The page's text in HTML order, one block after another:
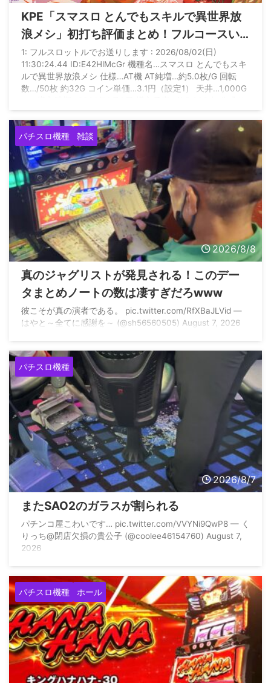
KPE「スマスロ とんでもスキルで異世界放
浪メシ」初打ち評価まとめ！フルコースい
ってもショボい、リセット後はゲロ甘との
情報も
1: フルスロットルでお送りします : 2026/08/02(日)
11:30:24.44 ID:E42HlMcGr 機種名…スマスロ とんでもスキ
ルで異世界放浪メシ 仕様…AT機 AT純増…約5.0枚/G 回転
数…/50枚 約32G コイン単価…3.1円（設定1） 天井…1,000G
https://www.konami.com/amusement/psm/slot/tondemosk
ill/00_top.html
パチスロ機種 雑談
2026/8/8
真のジャグリストが発見される！このデー
タまとめノートの数は凄すぎだろwww
彼こそが真の演者である。 pic.twitter.com/RfXBaJLVid —
はやと～全てに感謝を～ (@sh56560505) August 7, 2026
パチスロ機種
2026/8/7
またSAO2のガラスが割られる
パチンコ屋こわいです… pic.twitter.com/VVYNi9QwP8 — く
りっち@閉店欠損の貴公子 (@coolee46154760) August 7,
2026
パチスロ機種 ホール